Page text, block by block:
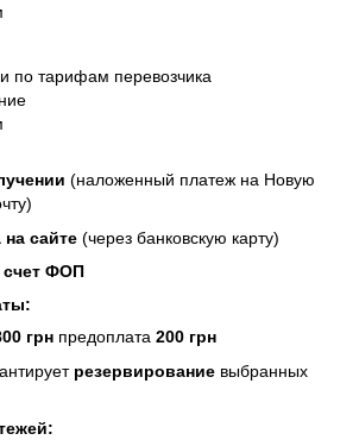
по тарифам перевозчика
(наложенный платеж на Новую
сайте (через банковскую карту)
счет ФОП
грн предоплата 200 грн
резервирование выбранных